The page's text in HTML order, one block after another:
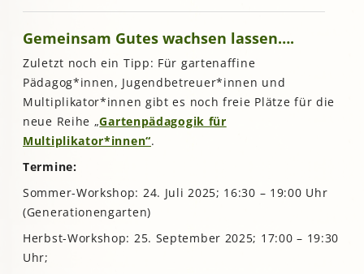
Gemeinsam Gutes wachsen lassen….
Zuletzt noch ein Tipp: Für gartenaffine
Pädagog*innen, Jugendbetreuer*innen und
Multiplikator*innen gibt es noch freie Plätze für die
neue Reihe „Gartenpädagogik für
Multiplikator*innen“.
Termine:
Sommer-Workshop: 24. Juli 2025; 16:30 – 19:00 Uhr
(Generationengarten)
Herbst-Workshop: 25. September 2025; 17:00 – 19:30
Uhr;